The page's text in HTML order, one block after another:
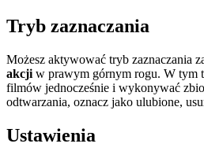
Tryb zaznaczania
Możesz aktywować tryb zaznaczania
akcji w prawym górnym rogu. W tym
filmów jednocześnie i wykonywać
odtwarzania, oznacz jako ulubione,
Ustawienia